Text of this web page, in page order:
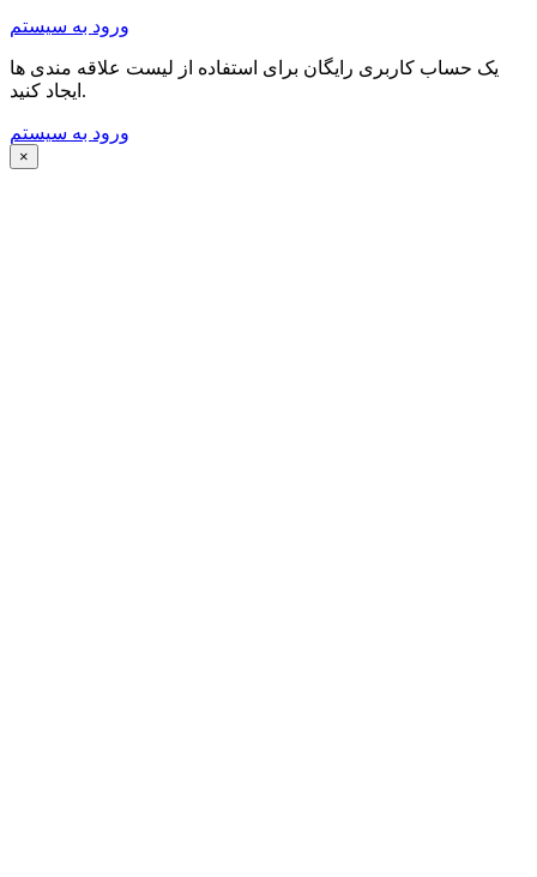
ورود به سیستم
یک حساب کاربری رایگان برای استفاده از لیست علاقه مندی ها
ایجاد کنید.
ورود به سیستم
×